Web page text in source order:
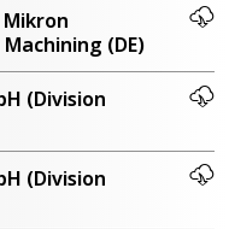
Mikron
(DE)
(Division
(Division